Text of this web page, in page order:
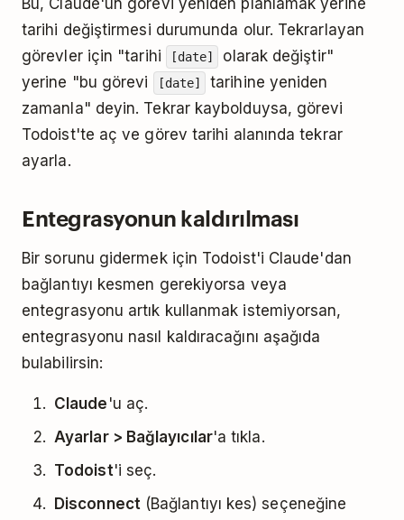
Bu, Claude'un görevi yeniden planlamak yerine
tarihi değiştirmesi durumunda olur. Tekrarlayan
görevler için "tarihi
[date]
olarak değiştir"
yerine "bu görevi
[date]
tarihine yeniden
zamanla" deyin. Tekrar kaybolduysa, görevi
Todoist'te aç ve görev tarihi alanında tekrar
ayarla.
Entegrasyonun kaldırılması
Bir sorunu gidermek için Todoist'i Claude'dan
bağlantıyı kesmen gerekiyorsa veya
entegrasyonu artık kullanmak istemiyorsan,
entegrasyonu nasıl kaldıracağını aşağıda
bulabilirsin:
Claude 'u aç.
Ayarlar > Bağlayıcılar'a tıkla.
Todoist'i seç.
Disconnect(Bağlantıyı kes) seçeneğine